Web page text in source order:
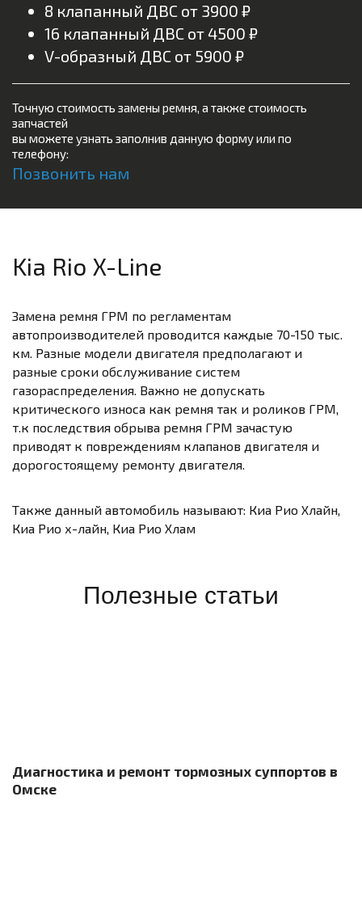
8 клапанный ДВС от 3900 ₽
16 клапанный ДВС от 4500 ₽
V-образный ДВС от 5900 ₽
Точную стоимость замены ремня, а также стоимость
запчастей
вы можете узнать заполнив данную форму или по
телефону:
Позвонить нам
Kia Rio X-Line
Замена ремня ГРМ по регламентам
автопроизводителей проводится каждые 70-150 тыс.
км. Разные модели двигателя предполагают и
разные сроки обслуживание систем
газораспределения. Важно не допускать
критического износа как ремня так и роликов ГРМ,
т.к последствия обрыва ремня ГРМ зачастую
приводят к повреждениям клапанов двигателя и
дорогостоящему ремонту двигателя.
Также данный автомобиль называют: Киа Рио Хлайн,
Киа Рио х-лайн, Киа Рио Хлам
Полезные статьи
Диагностика и ремонт тормозных суппортов в
Омске